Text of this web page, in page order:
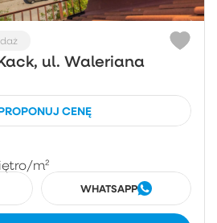
ul. Waleriana
CENĘ
/m²
WHATSAPP